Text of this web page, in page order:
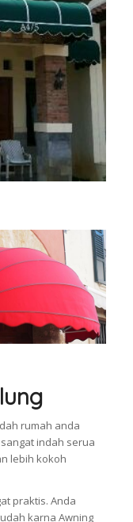
rumah anda
indah serua
lebih kokoh
praktis. Anda
karna Awning